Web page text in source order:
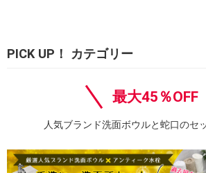
PICK UP！ カテゴリー
最大45％OFF
人気ブランド洗面ボウルと蛇口のセ